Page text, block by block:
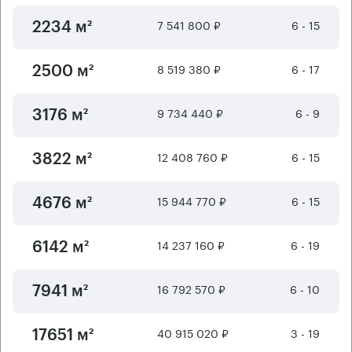
2234 м² 7 541 800 ₽ 6 - 15
2500 м² 8 519 380 ₽ 6 - 17
3176 м² 9 734 440 ₽ 6 - 9
3822 м² 12 408 760 ₽ 6 - 15
4676 м² 15 944 770 ₽ 6 - 15
6142 м² 14 237 160 ₽ 6 - 19
7941 м² 16 792 570 ₽ 6 - 10
17651 м² 40 915 020 ₽ 3 - 19